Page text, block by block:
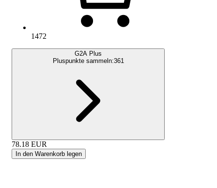
1472
G2A Plus
Pluspunkte sammeln:361
78.18 EUR
In den Warenkorb legen